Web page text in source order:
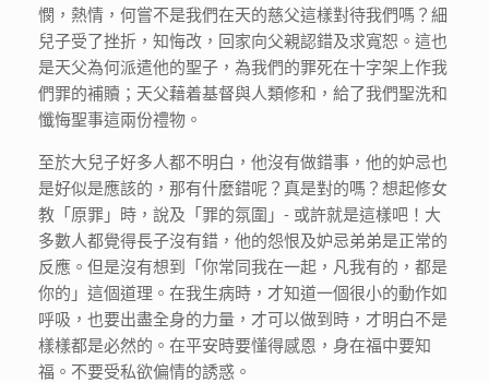
憫，熱情，何嘗不是我們在天的慈父這樣對待我們嗎？細
兒子受了挫折，知悔改，回家向父親認錯及求寬恕。這也
是天父為何派遣他的聖子，為我們的罪死在十字架上作我
們罪的補贖；天父藉着基督與人類修和，給了我們聖洗和
懺悔聖事這兩份禮物。
至於大兒子好多人都不明白，他沒有做錯事，他的妒忌也
是好似是應該的，那有什麼錯呢？真是對的嗎？想起修女
教「原罪」時，說及「罪的氛圍」- 或許就是這樣吧！大
多數人都覺得長子沒有錯，他的怨恨及妒忌弟弟是正常的
反應。但是沒有想到「你常同我在一起，凡我有的，都是
你的」這個道理。在我生病時，才知道一個很小的動作如
呼吸，也要出盡全身的力量，才可以做到時，才明白不是
樣樣都是必然的。在平安時要懂得感恩，身在福中要知
福。不要受私欲偏情的誘惑。